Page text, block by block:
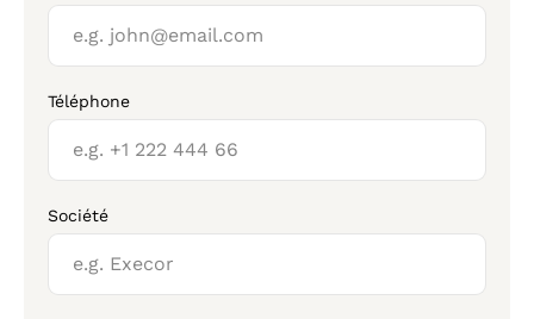
Téléphone
Société